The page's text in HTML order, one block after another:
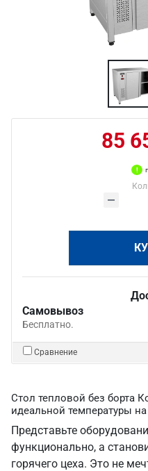
85
Самовывоз
Бесплатно.
Сравнение
Стол тепловой без борта
идеальной температуры
Представьте
функционально, а
горячего цеха. Это не